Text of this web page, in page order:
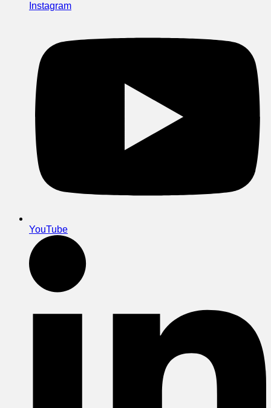
Instagram
YouTube